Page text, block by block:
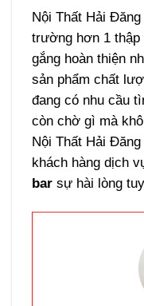
Nội Thất Hải
trường hơn 1 thập
gắng hoàn thiện
sản phẩm chất
đang có nhu cầu
còn chờ gì mà
Nội Thất Hải
khách hàng dịch
bar sự hài lòng